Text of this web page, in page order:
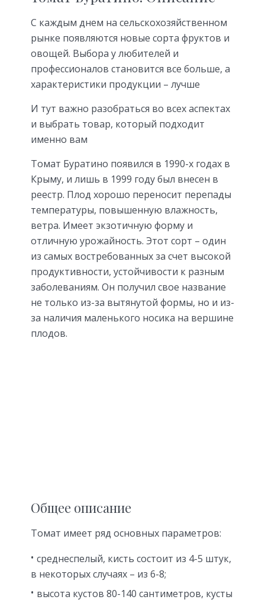
С каждым днем на сельскохозяйственном
рынке появляются новые сорта фруктов и
овощей. Выбора у любителей и
профессионалов становится все больше, а
характеристики продукции – лучше
И тут важно разобраться во всех аспектах
и выбрать товар, который подходит
именно вам
Томат Буратино появился в 1990-х годах в
Крыму, и лишь в 1999 году был внесен в
реестр. Плод хорошо переносит перепады
температуры, повышенную влажность,
ветра. Имеет экзотичную форму и
отличную урожайность. Этот сорт – один
из самых востребованных за счет высокой
продуктивности, устойчивости к разным
заболеваниям. Он получил свое название
не только из-за вытянутой формы, но и из-
за наличия маленького носика на вершине
плодов.
Общее описание
Томат имеет ряд основных параметров:
среднеспелый, кисть состоит из 4-5 штук,
в некоторых случаях – из 6-8;
высота кустов 80-140 сантиметров, кусты